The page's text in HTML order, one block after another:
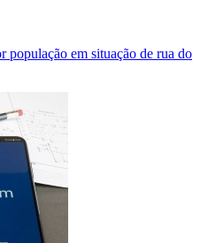
população em situação de rua do